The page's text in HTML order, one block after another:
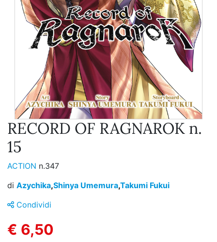
RECORD OF RAGNAROK n.
15
ACTION n.347
di Azychika,Shinya Umemura,Takumi Fukui
Condividi
€ 6,50